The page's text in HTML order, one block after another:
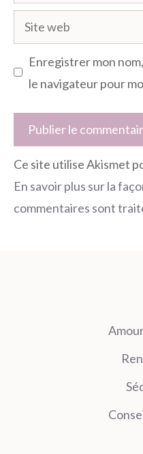
Site
web
Enregistrer mon
le navigateur pour
Ce site utilise Akismet
En savoir plus sur la
commentaires sont